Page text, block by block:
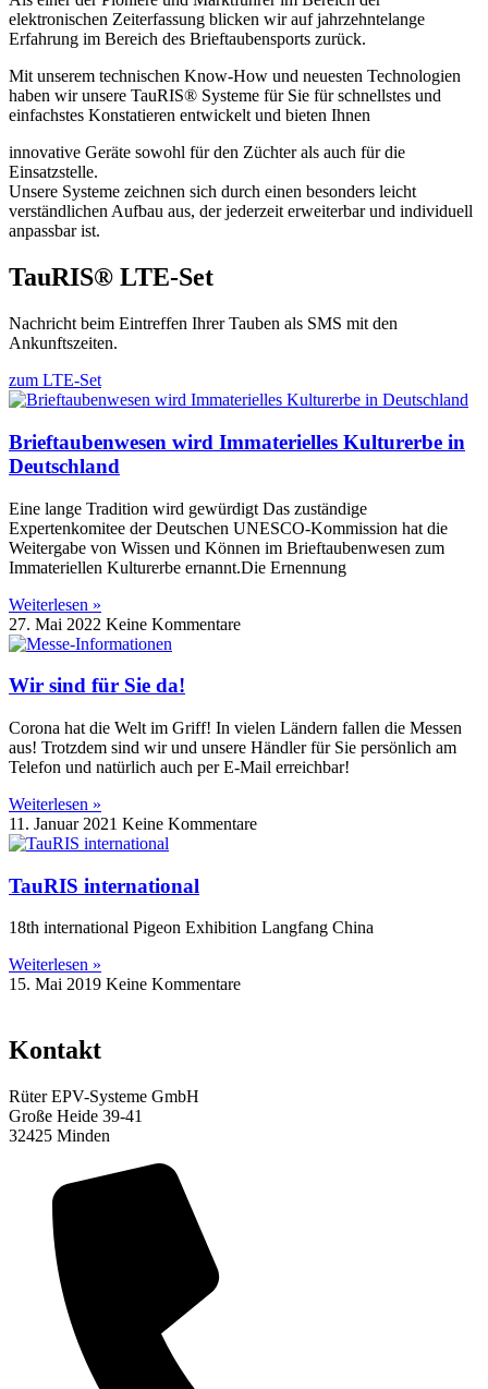
elektronischen Zeiterfassung blicken wir auf jahrzehntelange
Erfahrung im Bereich des Brieftaubensports zurück.
Mit unserem technischen Know-How und neuesten Technologien
haben wir unsere TauRIS® Systeme für Sie für schnellstes und
einfachstes Konstatieren entwickelt und bieten Ihnen
innovative Geräte sowohl für den Züchter als auch für die
Einsatzstelle.
Unsere Systeme zeichnen sich durch einen besonders leicht
verständlichen Aufbau aus, der jederzeit erweiterbar und individuell
anpassbar ist.
TauRIS® LTE-Set
Nachricht beim Eintreffen Ihrer Tauben als SMS mit den
Ankunftszeiten.
zum LTE-Set
Brieftaubenwesen wird Immaterielles Kulturerbe in
Deutschland
Eine lange Tradition wird gewürdigt Das zuständige
Expertenkomitee der Deutschen UNESCO-Kommission hat die
Weitergabe von Wissen und Können im Brieftaubenwesen zum
Immateriellen Kulturerbe ernannt.Die Ernennung
Weiterlesen »
27. Mai 2022 Keine Kommentare
Wir sind für Sie da!
Corona hat die Welt im Griff! In vielen Ländern fallen die Messen
aus! Trotzdem sind wir und unsere Händler für Sie persönlich am
Telefon und natürlich auch per E-Mail erreichbar!
Weiterlesen »
11. Januar 2021 Keine Kommentare
TauRIS international
18th international Pigeon Exhibition Langfang China
Weiterlesen »
15. Mai 2019 Keine Kommentare
Kontakt
Rüter EPV-Systeme GmbH
Große Heide 39-41
32425 Minden